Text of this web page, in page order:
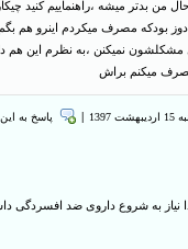
من بدتر میشه ،راهنماییم کنید
بودکه مصرف میکردم اینرو هم بگم
مشکلشون نمیکنن ،به نظرم این
میکنم براش
1397 پاسخ به
نیاز به شروع داروی ضد افسردگی